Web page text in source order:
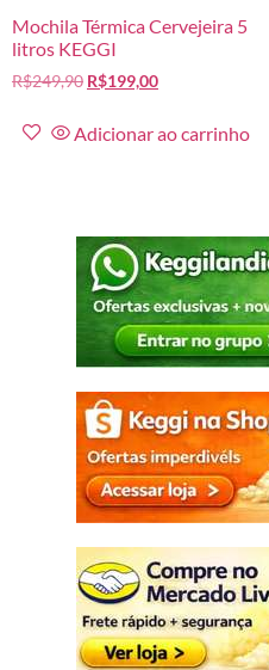
Mochila Térmica Cervejeira 5
litros KEGGI
R$249,90 R$199,00
Adicionar ao carrinho